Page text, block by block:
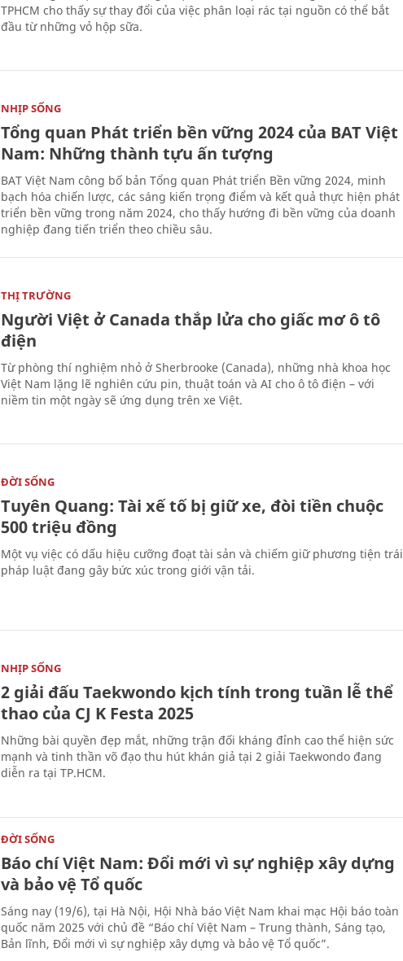
TPHCM cho thấy sự thay đổi của việc phân loại rác tại nguồn có thể bắt
đầu từ những vỏ hộp sữa.
NHỊP SỐNG
Tổng quan Phát triển bền vững 2024 của BAT Việt
Nam: Những thành tựu ấn tượng
BAT Việt Nam công bố bản Tổng quan Phát triển Bền vững 2024, minh
bạch hóa chiến lược, các sáng kiến trọng điểm và kết quả thực hiện phát
triển bền vững trong năm 2024, cho thấy hướng đi bền vững của doanh
nghiệp đang tiến triển theo chiều sâu.
THỊ TRƯỜNG
Người Việt ở Canada thắp lửa cho giấc mơ ô tô
điện
Từ phòng thí nghiệm nhỏ ở Sherbrooke (Canada), những nhà khoa học
Việt Nam lặng lẽ nghiên cứu pin, thuật toán và AI cho ô tô điện – với
niềm tin một ngày sẽ ứng dụng trên xe Việt.
ĐỜI SỐNG
Tuyên Quang: Tài xế tố bị giữ xe, đòi tiền chuộc
500 triệu đồng
Một vụ việc có dấu hiệu cưỡng đoạt tài sản và chiếm giữ phương tiện trái
pháp luật đang gây bức xúc trong giới vận tải.
NHỊP SỐNG
2 giải đấu Taekwondo kịch tính trong tuần lễ thể
thao của CJ K Festa 2025
Những bài quyền đẹp mắt, những trận đối kháng đỉnh cao thể hiện sức
mạnh và tinh thần võ đạo thu hút khán giả tại 2 giải Taekwondo đang
diễn ra tại TP.HCM.
ĐỜI SỐNG
Báo chí Việt Nam: Đổi mới vì sự nghiệp xây dựng
và bảo vệ Tổ quốc
Sáng nay (19/6), tại Hà Nội, Hội Nhà báo Việt Nam khai mạc Hội báo toàn
quốc năm 2025 với chủ đề “Báo chí Việt Nam – Trung thành, Sáng tạo,
Bản lĩnh, Đổi mới vì sự nghiệp xây dựng và bảo vệ Tổ quốc”.